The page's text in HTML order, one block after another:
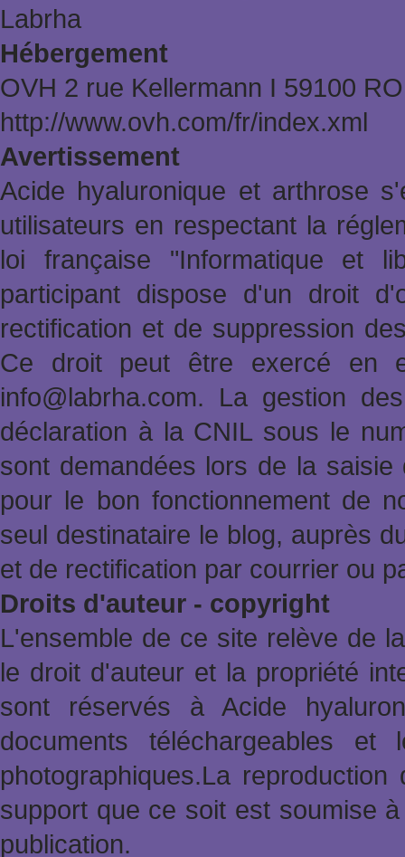
Labrha
Hébergement
OVH 2 rue Kellermann Ι 59100
http://www.ovh.com/fr/index.xml
Avertissement
Acide hyaluronique et arthrose
utilisateurs en respectant la
loi française "Informatique et
participant dispose d'un droit
rectification et de suppression
Ce droit peut être exercé en
info@labrha.com. La gestion
déclaration à la CNIL sous le
sont demandées lors de la
pour le bon fonctionnement de
seul destinataire le blog, auprès
et de rectification par courrier ou
Droits d'auteur - copyright
L'ensemble de ce site relève de
le droit d'auteur et la propriété
sont réservés à Acide
documents téléchargeables et
photographiques.La
support que ce soit est soumise
publication.